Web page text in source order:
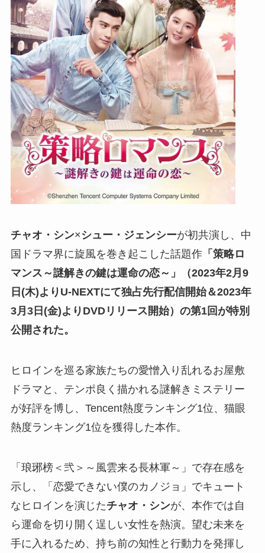
チャオ・シン× シュー・ジェンシーが初共演し、中
国ドラマ界に旋風を巻き起こした話題作「策略ロ
マンス～謎解きの鍵は運命の恋～」（2023年2月9
日(木)よりU-NEXTにて独占先行配信開始＆2023年
3月3日(金)よりDVDリリース開始）の第1回が特別
公開された。
ヒロインを巡る家族たちの愛憎入り乱れるお屋敷
ドラマと、テンポ良く描かれる謎解きミステリー
が好評を博し、Tencent熱度ランキング1位、猫眼
熱度ランキング1位を獲得した本作。
「琅琊榜＜弐＞～風雲来る長林軍～」で存在感を
示し、「恋愛できない僕のカノジョ」でキュート
なヒロインを演じたチャオ・シンが、本作では自
ら運命を切り開く逞しい女性を熱演。望む未来を
手に入れるため、持ち前の知性と行動力を発揮し